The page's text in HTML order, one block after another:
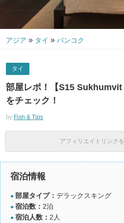
アジア » タイ » バンコク
タイ
部屋レポ！【S15
をチェック！
by Fish & Tips
アフィリエイトリンク
宿泊情報
● 部屋タイプ： デラックスキング
● 宿泊数： 2泊
● 宿泊人数： 2人